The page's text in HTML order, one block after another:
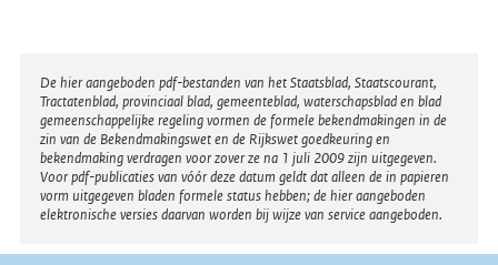
Disclaimer
De hier aangeboden pdf-bestanden van het Staatsblad, Staatscourant,
Tractatenblad, provinciaal blad, gemeenteblad, waterschapsblad en blad
gemeenschappelijke regeling vormen de formele bekendmakingen in de
zin van de Bekendmakingswet en de Rijkswet goedkeuring en
bekendmaking verdragen voor zover ze na 1 juli 2009 zijn uitgegeven.
Voor pdf-publicaties van vóór deze datum geldt dat alleen de in papieren
vorm uitgegeven bladen formele status hebben; de hier aangeboden
elektronische versies daarvan worden bij wijze van service aangeboden.